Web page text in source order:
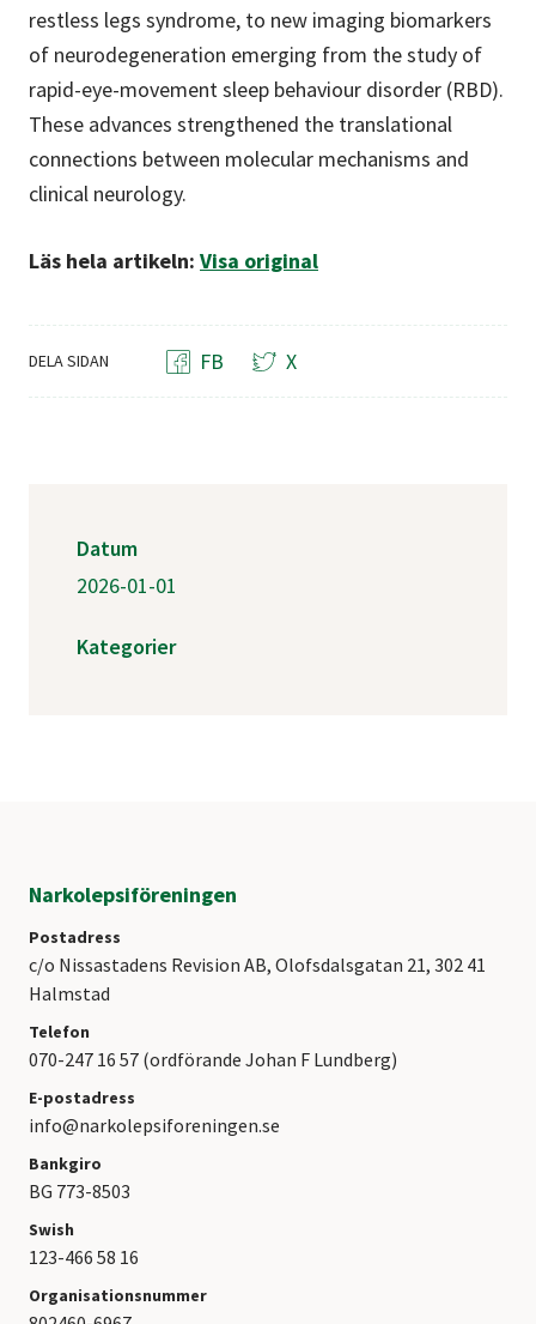
restless legs syndrome, to new imaging biomarkers
of neurodegeneration emerging from the study of
rapid-eye-movement sleep behaviour disorder (RBD).
These advances strengthened the translational
connections between molecular mechanisms and
clinical neurology.
Läs hela artikeln: Visa original
DELA SIDAN FB X
Datum
2026-01-01
Kategorier
Narkolepsiföreningen
Postadress
c/o Nissastadens Revision AB, Olofsdalsgatan 21, 302 41
Halmstad
Telefon
070-247 16 57 (ordförande Johan F Lundberg)
E-postadress
info@narkolepsiforeningen.se
Bankgiro
BG 773-8503
Swish
123-466 58 16
Organisationsnummer